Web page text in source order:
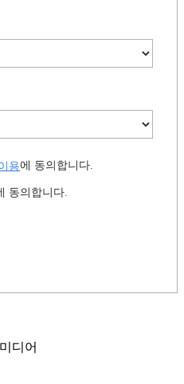
용에 동의합니다.
동의합니다.
디어